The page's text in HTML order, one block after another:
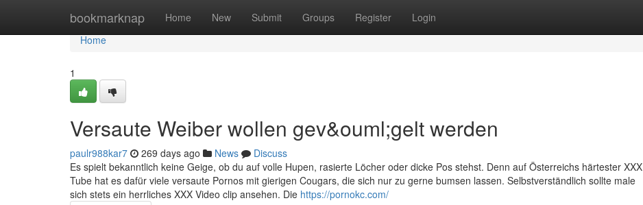
bookmarknap Home New Submit Groups Register Login
Home
Home
1
Versaute Weiber wollen gev&ouml;gelt werden
paulr988kar7 269 days ago News
Discuss
Es spielt bekanntlich keine Geige, ob du auf volle Hupen, rasierte Löcher oder dicke Pos stehst. Denn auf Österreichs härtester XXX
Tube hat es dafür viele versaute Pornos mit gierigen Cougars, die sich nur zu gerne bumsen lassen. Selbstverständlich sollte male
sich stets ein herrliches XXX Video clip ansehen. Die https://pornokc.com/